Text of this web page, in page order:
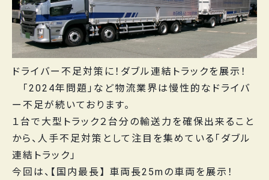
ドライバー不足対策に！ダブル連結トラックを展示！
「2024年問題」など物流業界は慢性的なドライバ
ー不足が続いております。
１台で大型トラック２台分の輸送力を確保出来ること
から、人手不足対策として注目を集めている「ダブル
連結トラック」
今回は、【国内最長】 車両長25mの車両を展示！